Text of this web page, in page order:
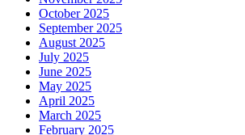
October 2025
September 2025
August 2025
July 2025
June 2025
May 2025
April 2025
March 2025
February 2025